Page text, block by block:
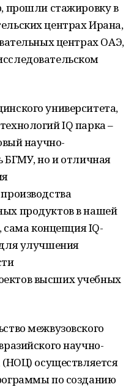
прошли стажировку в
центрах Ирана,
центрах ОАЭ,
университета,
IQ парка –
научно-
БГМУ, но и отличная
продуктов в нашей
сама концепция IQ-
улучшения
высших учебных
межвузовского
научно-
(НОЦ) осуществляется
по созданию